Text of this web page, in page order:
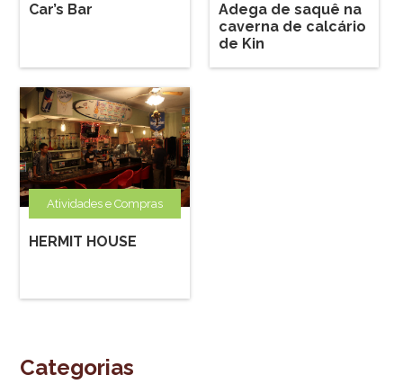
Car’s Bar
Adega de saquê na
caverna de calcário
de Kin
Atividades e Compras
HERMIT HOUSE
Categorias